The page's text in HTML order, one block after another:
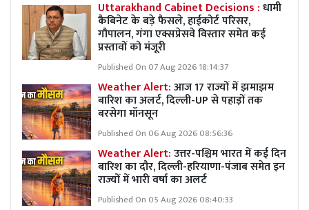
Uttarakhand Cabinet Decisions :धामी
कैबिनेट के बड़े फैसले, हाईकोर्ट परिसर,
गौपालन, गंगा एक्सप्रेसवे विस्तार समेत कई
प्रस्तावों को मंजूरी
Published On 07 Aug 2026 18:14:37
Weather Alert:आज 17 राज्यों में झमाझम
बारिश का अलर्ट, दिल्ली-UP से पहाड़ों तक
बरसेगा मॉनसून
Published On 06 Aug 2026 08:56:36
Weather Alert:उत्तर-पश्चिम भारत में कई दिन
बारिश का दौर, दिल्ली-हरियाणा-पंजाब समेत इन
राज्यों में भारी वर्षा का अलर्ट
Published On 05 Aug 2026 08:40:33